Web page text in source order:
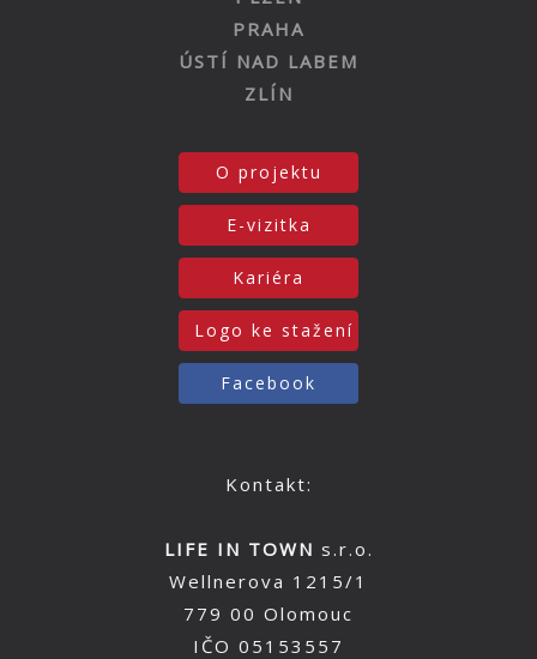
PRAHA
ÚSTÍ NAD LABEM
ZLÍN
O projektu
E-vizitka
Kariéra
Logo ke stažení
Facebook
Kontakt:
LIFE IN TOWN s.r.o.
Wellnerova 1215/1
779 00 Olomouc
IČO 05153557